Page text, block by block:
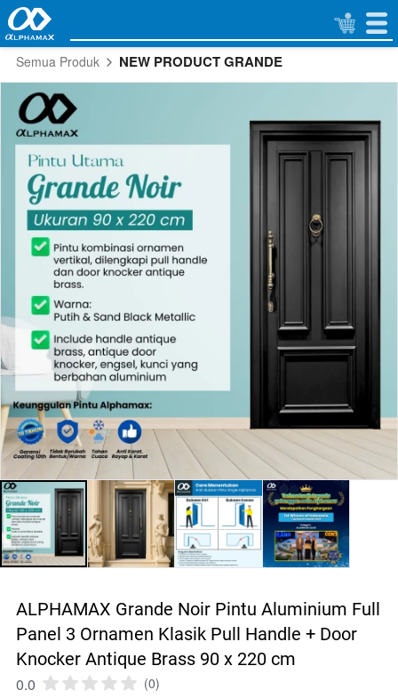
Semua Produk NEW PRODUCT GRANDE
ALPHAMAX Grande Noir Pintu Aluminium Full
Panel 3 Ornamen Klasik Pull Handle + Door
Knocker Antique Brass 90 x 220 cm
0.0 (0)